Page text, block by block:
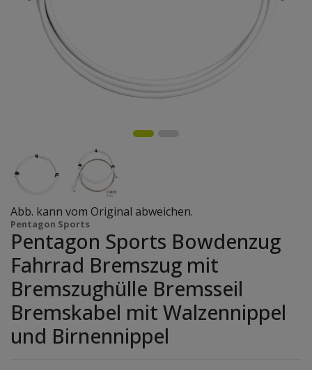
Abb. kann vom Original abweichen.
Pentagon Sports
Pentagon Sports Bowdenzug
Fahrrad Bremszug mit
Bremszughülle Bremsseil
Bremskabel mit Walzennippel
und Birnennippel